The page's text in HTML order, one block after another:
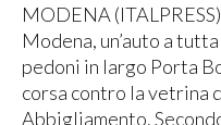
MODENA
Modena, un’auto a
pedoni in largo Porta
corsa contro la vetrina
Abbigliamento.